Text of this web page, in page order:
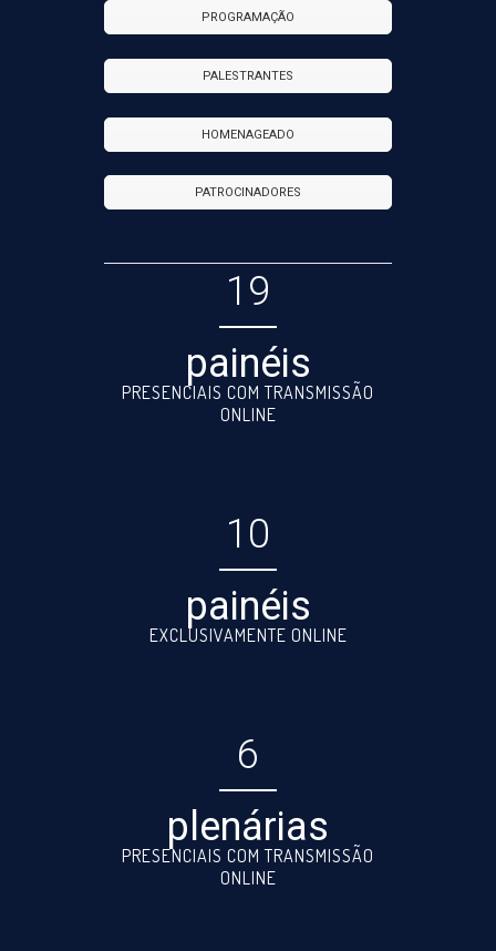
PROGRAMAÇÃO
PALESTRANTES
HOMENAGEADO
PATROCINADORES
19
painéis
PRESENCIAIS COM TRANSMISSÃO
ONLINE
10
painéis
EXCLUSIVAMENTE ONLINE
6
plenárias
PRESENCIAIS COM TRANSMISSÃO
ONLINE